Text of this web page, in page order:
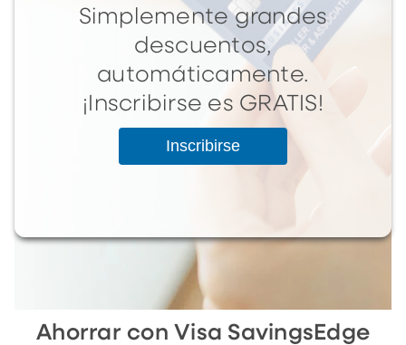
Simplemente grandes
descuentos,
automáticamente.
¡Inscribirse es GRATIS!
Inscribirse
Ahorrar con Visa SavingsEdge